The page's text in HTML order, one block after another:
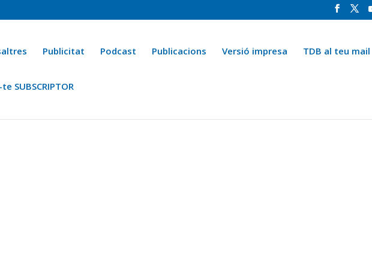
Publicitat Podcast Publicacions Versió impresa TDB al teu mail
SUBSCRIPTOR
Ara fa 25 anys